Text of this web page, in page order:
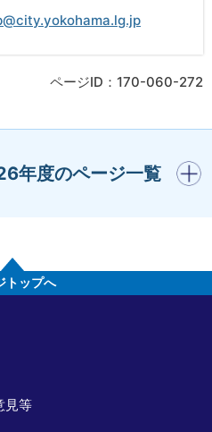
ページID：170-060-272
年度のページ一覧
開く
トップへ
見等